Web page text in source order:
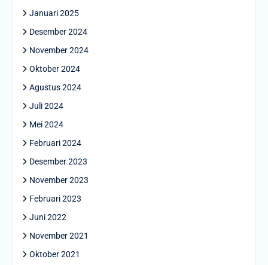
Januari 2025
Desember 2024
November 2024
Oktober 2024
Agustus 2024
Juli 2024
Mei 2024
Februari 2024
Desember 2023
November 2023
Februari 2023
Juni 2022
November 2021
Oktober 2021